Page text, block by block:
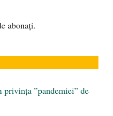
abonați.
”pandemiei” de